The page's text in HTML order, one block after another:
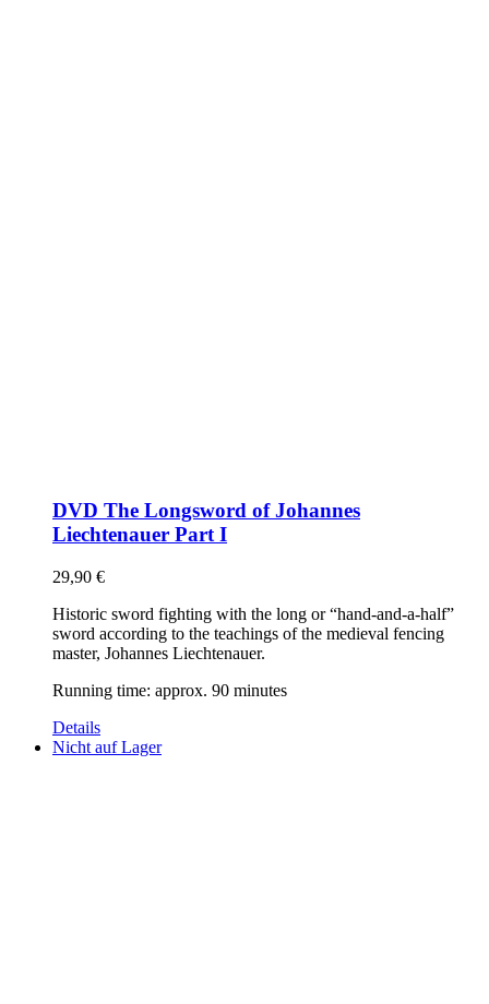
DVD The Longsword of Johannes
Liechtenauer Part I
29,90 €
Historic sword fighting with the long or “hand-and-a-half”
sword according to the teachings of the medieval fencing
master, Johannes Liechtenauer.
Running time: approx. 90 minutes
Details
Nicht auf Lager